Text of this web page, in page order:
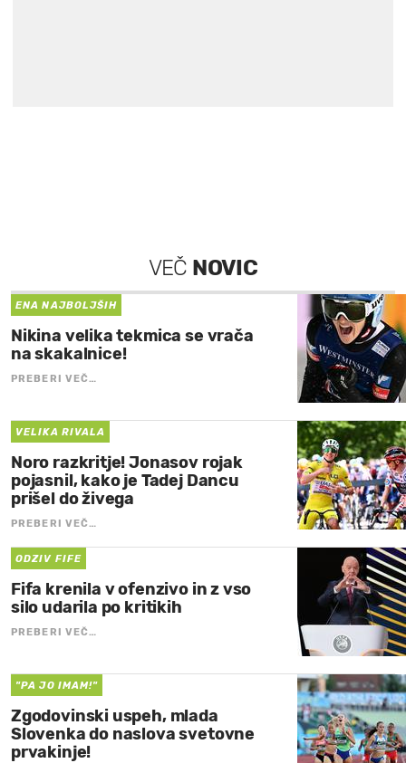
VEČ NOVIC
ENA NAJBOLJŠIH
Nikina velika tekmica se vrača
na skakalnice!
PREBERI VEČ…
VELIKA RIVALA
Noro razkritje! Jonasov rojak
pojasnil, kako je Tadej Dancu
prišel do živega
PREBERI VEČ…
ODZIV FIFE
Fifa krenila v ofenzivo in z vso
silo udarila po kritikih
PREBERI VEČ…
"PA JO IMAM!"
Zgodovinski uspeh, mlada
Slovenka do naslova svetovne
prvakinje!